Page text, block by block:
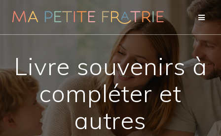
au
contenu
Livre souvenirs à
compléter et
autres